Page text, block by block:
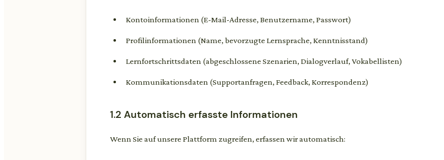
Kontoinformationen (E-Mail-Adresse, Benutzername, Passwort)
Profilinformationen (Name, bevorzugte Lernsprache, Kenntnisstand)
Lernfortschrittsdaten (abgeschlossene Szenarien, Dialogverlauf, Vokabellisten)
Kommunikationsdaten (Supportanfragen, Feedback, Korrespondenz)
1.2 Automatisch erfasste Informationen
Wenn Sie auf unsere Plattform zugreifen, erfassen wir automatisch: